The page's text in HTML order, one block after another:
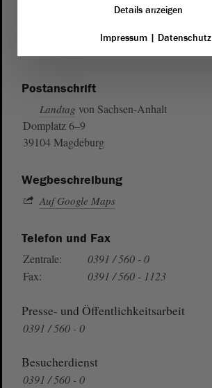
Postanschrift
Landtag von Sachsen-Anhalt
Domplatz 6–9
39104 Magdeburg
Wegbeschreibung
Auf Google Maps
Telefon und Fax
Zentrale:
0391 / 560 - 0
Fax:
0391 / 560 - 1123
Presse- und Öffentlichkeitsarbeit
0391 / 560 - 0
Besucherdienst
0391 / 560 - 0
Details anzeigen
Impressum| Datenschutz